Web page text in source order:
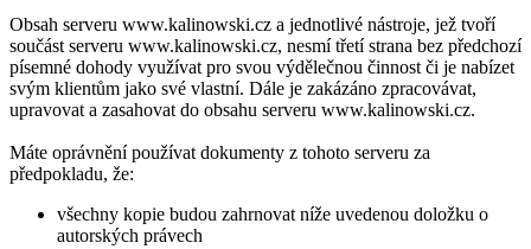
Obsah serveru www.kalinowski.cz a jednotlivé nástroje, jež tvoří
součást serveru www.kalinowski.cz, nesmí třetí strana bez předchozí
písemné dohody využívat pro svou výdělečnou činnost či je nabízet
svým klientům jako své vlastní. Dále je zakázáno zpracovávat,
upravovat a zasahovat do obsahu serveru www.kalinowski.cz.
Máte oprávnění používat dokumenty z tohoto serveru za
předpokladu, že:
všechny kopie budou zahrnovat níže uvedenou doložku o
autorských právech